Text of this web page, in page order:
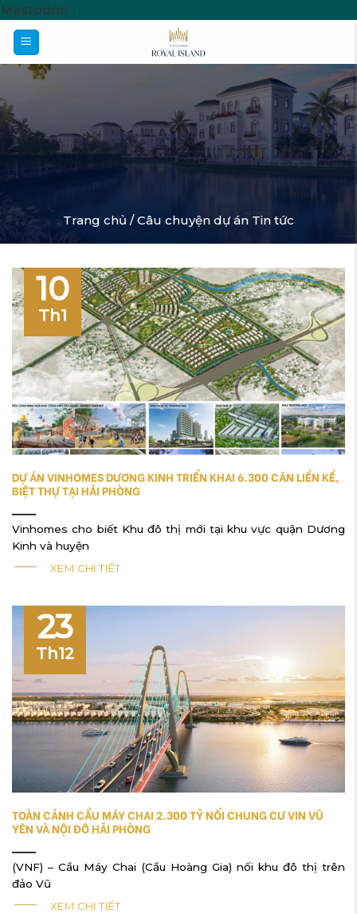
Mastodon
Trang chủ /Câu chuyện dự án Tin tức
DỰ ÁN VINHOMES DƯƠNG KINH TRIỂN KHAI 6.300 CĂN LIỀN KỀ,
BIỆT THỰ TẠI HẢI PHÒNG
Vinhomes cho biết Khu đô thị mới tại khu vực quận Dương
Kinh và huyện
XEM CHI TIẾT
10
Th1
TOÀN CẢNH CẦU MÁY CHAI 2.300 TỶ NỐI CHUNG CƯ VIN VŨ
YÊN VÀ NỘI ĐÔ HẢI PHÒNG
(VNF) – Cầu Máy Chai (Cầu Hoàng Gia) nối khu đô thị trên
đảo Vũ
XEM CHI TIẾT
23
Th12